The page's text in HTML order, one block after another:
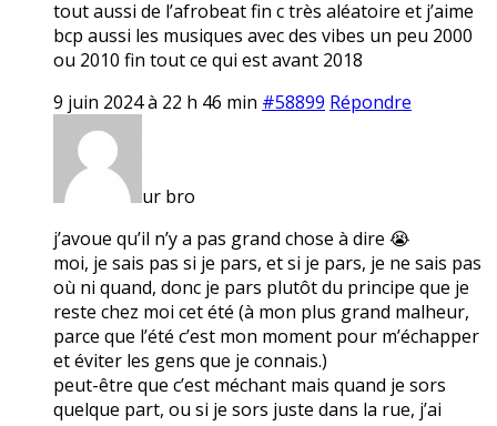
tout aussi de l’afrobeat fin c très aléatoire et j’aime
bcp aussi les musiques avec des vibes un peu 2000
ou 2010 fin tout ce qui est avant 2018
9 juin 2024 à 22 h 46 min #58899 Répondre
ur bro
j’avoue qu’il n’y a pas grand chose à dire 😭
moi, je sais pas si je pars, et si je pars, je ne sais pas
où ni quand, donc je pars plutôt du principe que je
reste chez moi cet été (à mon plus grand malheur,
parce que l’été c’est mon moment pour m’échapper
et éviter les gens que je connais.)
peut-être que c’est méchant mais quand je sors
quelque part, ou si je sors juste dans la rue, j’ai